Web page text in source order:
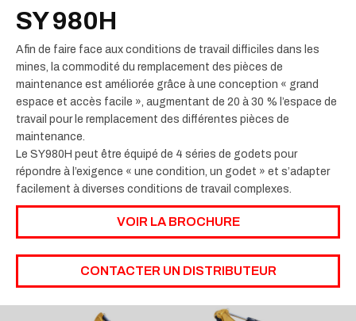
SY 980H
Afin de faire face aux conditions de travail difficiles dans les
mines, la commodité du remplacement des pièces de
maintenance est améliorée grâce à une conception « grand
espace et accès facile », augmentant de 20 à 30 % l’espace de
travail pour le remplacement des différentes pièces de
maintenance.
Le SY980H peut être équipé de 4 séries de godets pour
répondre à l’exigence « une condition, un godet » et s’adapter
facilement à diverses conditions de travail complexes.
VOIR LA BROCHURE
CONTACTER UN DISTRIBUTEUR